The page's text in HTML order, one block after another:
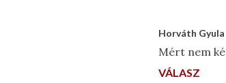
Horváth Gyula
Mért nem
VÁLASZ